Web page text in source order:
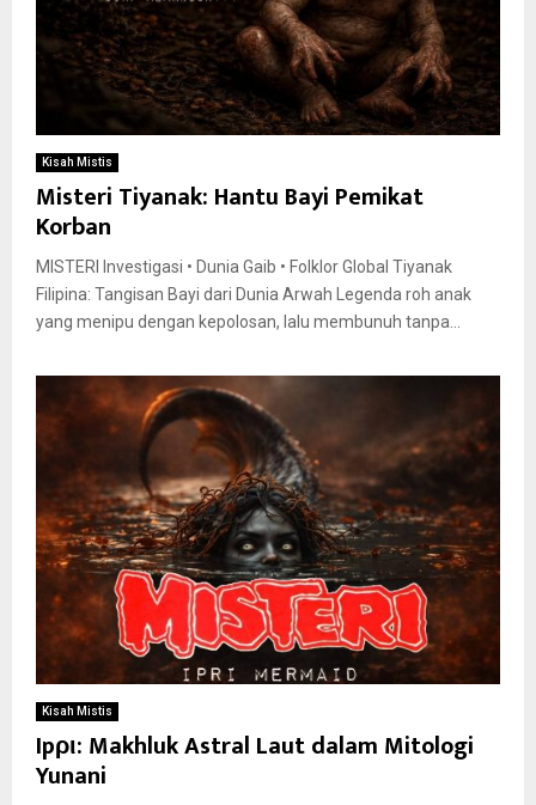
Kisah Mistis
Misteri Tiyanak: Hantu Bayi Pemikat
Korban
MISTERI Investigasi • Dunia Gaib • Folklor Global Tiyanak
Filipina: Tangisan Bayi dari Dunia Arwah Legenda roh anak
yang menipu dengan kepolosan, lalu membunuh tanpa...
Kisah Mistis
Ipρι: Makhluk Astral Laut dalam Mitologi
Yunani